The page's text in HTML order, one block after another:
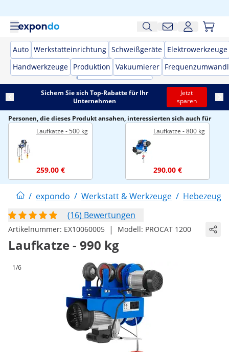
Auto Werkstatteinrichtung Schweißgeräte Elektrowerkzeuge
Handwerkzeuge Produktion Vakuumierer
Sichern Sie sich Top-Rabatte für Ihr
Unternehmen
Jetzt
sparen
Personen, die dieses Produkt ansahen, interessierten sich auch für
Laufkatze - 500 kg
259,00 €
Laufkatze - 800 kg
290,00 €
/ expondo / Werkstatt & Werkzeuge / Hebezeuge
(16) Bewertungen
Artikelnummer: EX10060005 | Modell: PROCAT 1200
Laufkatze - 990 kg
1/6